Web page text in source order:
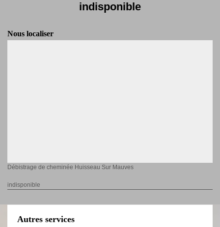
indisponible
Nous localiser
Débistrage de cheminée Huisseau Sur Mauves
indisponible
Autres services